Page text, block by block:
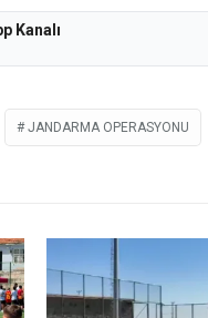
Kanalı
JANDARMA OPERASYONU